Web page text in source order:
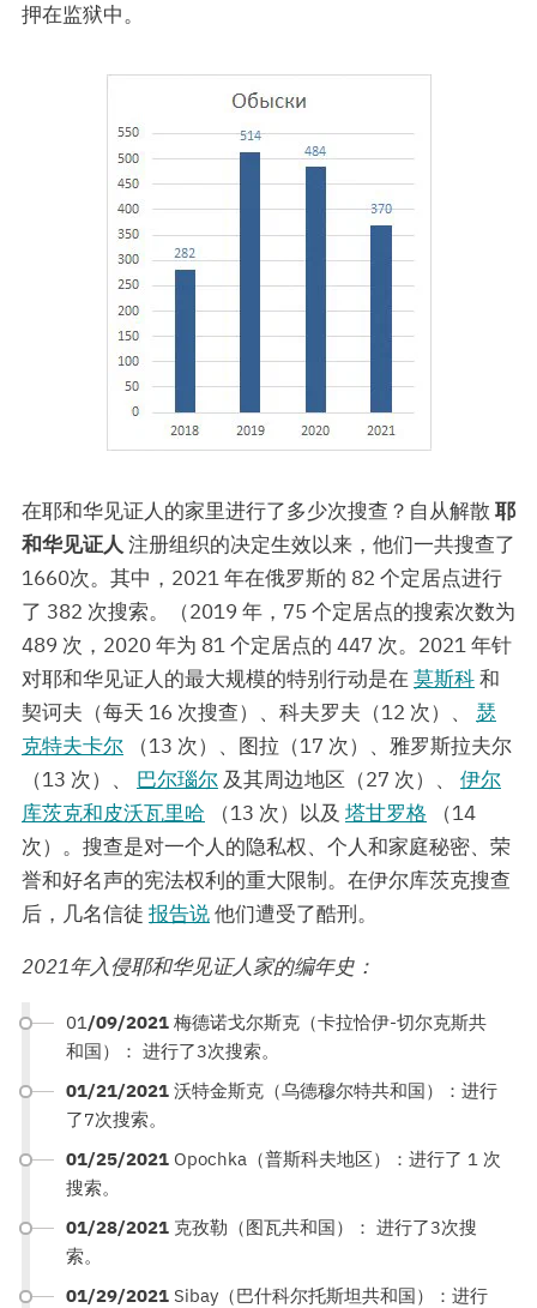
押在监狱中。
在耶和华见证人的家里进行了多少次搜查？自从解散 耶
和华见证人 注册组织的决定生效以来，他们一共搜查了
1660次。其中，2021 年在俄罗斯的 82 个定居点进行
了 382 次搜索。（2019 年，75 个定居点的搜索次数为
489 次，2020 年为 81 个定居点的 447 次。2021 年针
对耶和华见证人的最大规模的特别行动是在 莫斯科和
契诃夫（每天 16 次搜查）、科夫罗夫（12 次）、 瑟
克特夫卡尔 （13 次）、图拉（17 次）、雅罗斯拉夫尔
（13 次）、 巴尔瑙尔 及其周边地区（27 次）、 伊尔
库茨克和皮沃瓦里哈 （13 次）以及 塔甘罗格 （14
次）。搜查是对一个人的隐私权、个人和家庭秘密、荣
誉和好名声的宪法权利的重大限制。在伊尔库茨克搜查
后，几名信徒 报告说他们遭受了酷刑。
2021年入侵耶和华见证人家的编年史：
01 /09/2021 梅德诺戈尔斯克（卡拉恰伊-切尔克斯共
和国）： 进行了3次搜索。
01/21/2021 沃特金斯克（乌德穆尔特共和国）：进行
了7次搜索。
01/25/2021 Opochka（普斯科夫地区）：进行了 1 次
搜索。
01/28/2021 克孜勒（图瓦共和国）： 进行了3次搜
索。
01/29/2021 Sibay（巴什科尔托斯坦共和国）：进行